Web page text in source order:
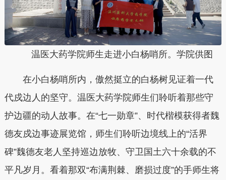
温医大药学院师生走进小白杨哨所。学院供图
在小白杨哨所内，傲然挺立的白杨树见证着一代
代戍边人的坚守。温医大药学院师生们聆听着那些守
护边疆的动人故事。在“七一勋章”、时代楷模获得者魏
德友戍边事迹展览馆，师生们聆听边境线上的“活界
碑”魏德友老人坚持巡边放牧、守卫国土六十余载的不
平凡岁月。看着那双“布满荆棘、磨损过度”的手师生将